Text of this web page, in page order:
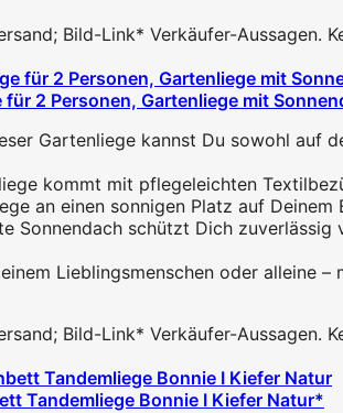
Bild-Link* Verkäufer-Aussagen.
2 Personen, Gartenliege mit
Gartenliege kannst Du sowohl
kommt mit pflegeleichten
an einen sonnigen Platz auf
Sonnendach schützt Dich
Lieblingsmenschen oder
Bild-Link* Verkäufer-Aussagen.
Tandemliege Bonnie I Kiefer Natur*